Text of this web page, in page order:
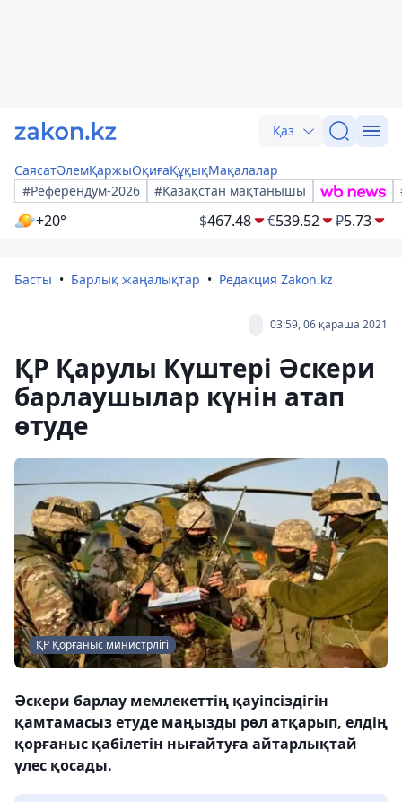
Қаз
СаясатӘлемҚаржыОқиғаҚұқықМақалалар
#Референдум-2026
#Қазақстан мақтанышы
+20° $467.48 €539.52 ₽5.73
Басты Барлық жаңалықтар Редакция Zakon.kz
03:59, 06 қараша 2021
ҚР Қарулы Күштері Әскери
барлаушылар күнін атап
өтуде
ҚР Қорғаныс министрлігі
Әскери барлау мемлекеттің қауіпсіздігін
қамтамасыз етуде маңызды рөл атқарып, елдің
қорғаныс қабілетін нығайтуға айтарлықтай
үлес қосады.